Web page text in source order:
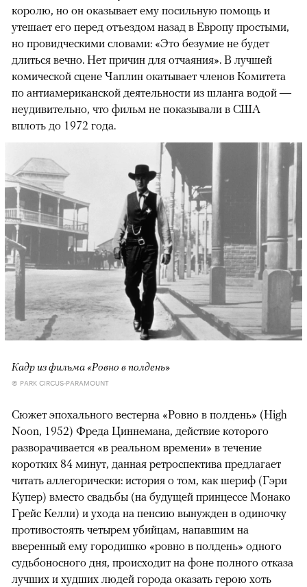
королю, но он оказывает ему посильную помощь и
утешает его перед отъездом назад в Европу простыми,
но провидческими словами: «Это безумие не будет
длиться вечно. Нет причин для отчаяния». В лучшей
комической сцене Чаплин окатывает членов Комитета
по антиамериканской деятельности из шланга водой —
неудивительно, что фильм не показывали в США
вплоть до 1972 года.
Кадр из фильма «Ровно в полдень»
© PARK CIRCUS-PARAMOUNT
Сюжет эпохального вестерна «Ровно в полдень» (High
Noon, 1952) Фреда Циннемана, действие которого
разворачивается «в реальном времени» в течение
коротких 84 минут, данная ретроспектива предлагает
читать аллегорически: история о том, как шериф (Гэри
Купер) вместо свадьбы (на будущей принцессе Монако
Грейс Келли) и ухода на пенсию вынужден в одиночку
противостоять четырем убийцам, напавшим на
вверенный ему городишко «ровно в полдень» одного
судьбоносного дня, происходит на фоне полного отказа
лучших и худших людей города оказать герою хоть